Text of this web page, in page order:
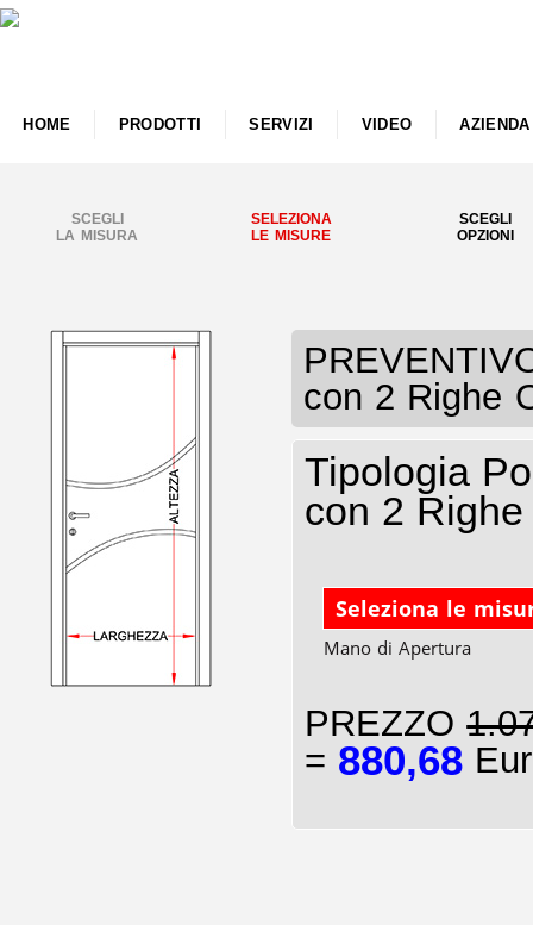
HOME PRODOTTI SERVIZI VIDEO AZIENDA
SCEGLI
LA MISURA
SELEZIONA
LE MISURE
SCEGLI
OPZIONI
con 2 Righe
Tipologia
con 2
Seleziona le
Mano di Apertura
PREZZO
= 880,68